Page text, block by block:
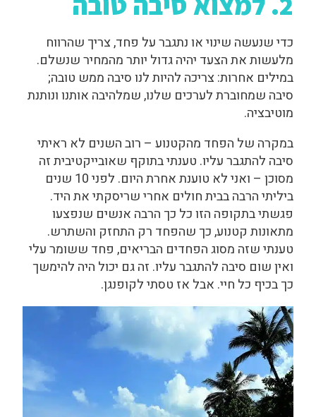
כדי שנעשה שינוי או נתגבר על פחד,צריך שהרווח
מלעשות את הצעד יהיה גדול יותר מהמחיר שנשלם.
במילים אחרות:צריכה להיות לנו סיבה ממש טובה;
סיבה שמחוברת לערכים שלנו, שמלהיבה אותנו ונותנת
מוטיבציה.
במקרה של הפחד מהקטנוע – רוב השנים לא ראיתי
סיבה להתגבר עליו. טענתי בתוקף שאובייקטיבית זה
מסוכן – ואני לא טוענת אחרת היום. לפני 10 שנים
ביליתי הרבה בבית חולים אחרי שריסקתי את היד.
פגשתי בתקופה הזו כל כך הרבה אנשים שנפצעו
מתאונות קטנוע, כך שהפחד רק התחזק והשתרש.
טענתי שזה מסוג הפחדים הבריאים, פחד ששומר עלי
ואין שום סיבה להתגבר עליו. זה גם יכול היה להימשך
כך בכיף כל חיי. אבל אז טסתי לקופנגן.